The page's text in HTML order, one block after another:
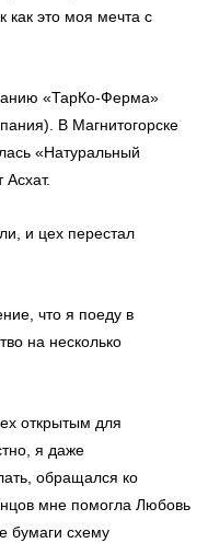
как это моя мечта с
«ТарКо-Ферма»
В Магнитогорске
«Натуральный
и цех перестал
что я поеду в
на несколько
открытым для
я даже
обращался ко
мне помогла Любовь
бумаги схему